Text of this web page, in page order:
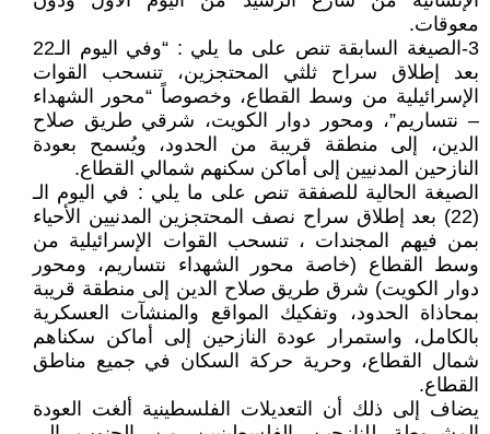
معوقات.
3-الصيغة السابقة تنص على ما يلي : “وفي اليوم الـ22
بعد إطلاق سراح ثلثي المحتجزين، تنسحب القوات
الإسرائيلية من وسط القطاع، وخصوصاً “محور الشهداء
– نتساريم”، ومحور دوار الكويت، شرقي طريق صلاح
الدين، إلى منطقة قريبة من الحدود، ويُسمح بعودة
النازحين المدنيين إلى أماكن سكنهم شمالي القطاع.
الصيغة الحالية للصفقة تنص على ما يلي : في اليوم الـ
(22) بعد إطلاق سراح نصف المحتجزين المدنيين الأحياء
بمن فيهم المجندات ، تنسحب القوات الإسرائيلية من
وسط القطاع (خاصة محور الشهداء نتساريم، ومحور
دوار الكويت) شرق طريق صلاح الدين إلى منطقة قريبة
بمحاذاة الحدود، وتفكيك المواقع والمنشآت العسكرية
بالكامل، واستمرار عودة النازحين إلى أماكن سكناهم
شمال القطاع، وحرية حركة السكان في جميع مناطق
القطاع.
يضاف إلى ذلك أن التعديلات الفلسطينية ألغت العودة